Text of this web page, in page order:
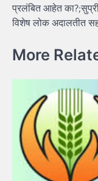
प्रलंबित आहेत
विशेष लोक अदालतीत
More